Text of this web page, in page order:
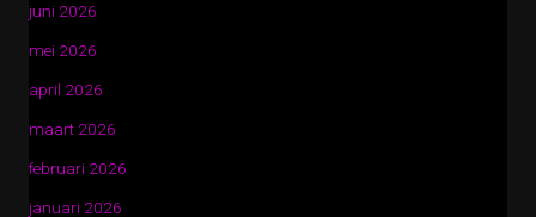
juni 2026
mei 2026
april 2026
maart 2026
februari 2026
januari 2026